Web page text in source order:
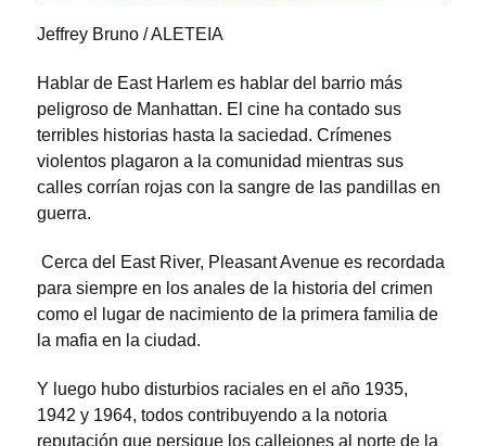
Jeffrey Bruno / ALETEIA
Hablar de East Harlem es hablar del barrio más
peligroso de Manhattan. El cine ha contado sus
terribles historias hasta la saciedad. Crímenes
violentos plagaron a la comunidad mientras sus
calles corrían rojas con la sangre de las pandillas en
guerra.
Cerca del East River, Pleasant Avenue es recordada
para siempre en los anales de la historia del crimen
como el lugar de nacimiento de la primera familia de
la mafia en la ciudad.
Y luego hubo disturbios raciales en el año 1935,
1942 y 1964, todos contribuyendo a la notoria
reputación que persigue los callejones al norte de la